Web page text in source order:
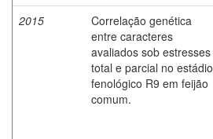
2015
Correlação genética
entre caracteres
avaliados sob estresses
total e parcial no estádio
fenológico R9 em feijão
comum.